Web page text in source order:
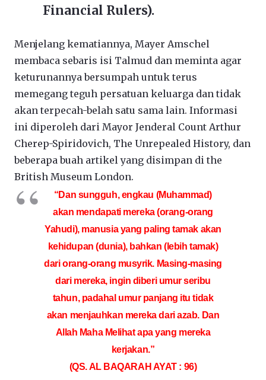
Financial Rulers).
Menjelang kematiannya, Mayer Amschel
membaca sebaris isi Talmud dan meminta agar
keturunannya bersumpah untuk terus
memegang teguh persatuan keluarga dan tidak
akan terpecah-belah satu sama lain. Informasi
ini diperoleh dari Mayor Jenderal Count Arthur
Cherep-Spiridovich, The Unrepealed History, dan
beberapa buah artikel yang disimpan di the
British Museum London.
“Dan sungguh, engkau (Muhammad)
akan mendapati mereka (orang-orang
Yahudi), manusia yang paling tamak akan
kehidupan (dunia), bahkan (lebih tamak)
dari orang-orang musyrik. Masing-masing
dari mereka, ingin diberi umur seribu
tahun, padahal umur panjang itu tidak
akan menjauhkan mereka dari azab. Dan
Allah Maha Melihat apa yang mereka
kerjakan.”
(QS. AL BAQARAH AYAT : 96)